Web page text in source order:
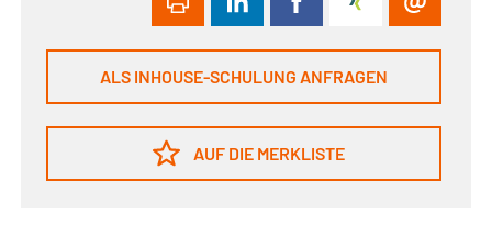
ALS INHOUSE-SCHULUNG ANFRAGEN
AUF DIE MERKLISTE